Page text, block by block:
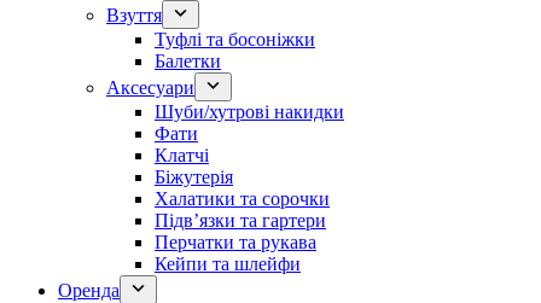
Взуття
Туфлі та босоніжки
Балетки
Аксесуари
Шуби/хутрові накидки
Фати
Клатчі
Біжутерія
Халатики та сорочки
Підвʼязки та гартери
Перчатки та рукава
Кейпи та шлейфи
Оренда